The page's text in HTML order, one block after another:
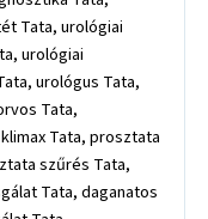
Tata, urológiai
urológiai
urológus Tata,
Tata,
Tata, prosztata
szűrés Tata,
Tata, daganatos